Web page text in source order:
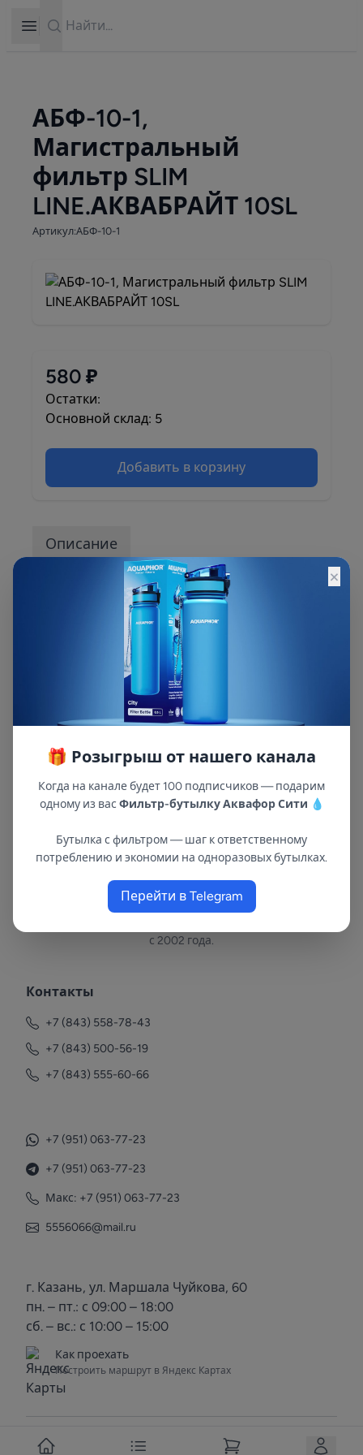
Open sidebar
АБФ-10-1,
Магистральный
фильтр SLIM
LINE.АКВАБРАЙТ 10SL
Артикул:АБФ-10-1
580 ₽
Остатки:
Основной склад: 5
Добавить в корзину
Описание
Фильтр устанавливается в водопроводную
магистраль c подключением 1 дюйм и
предназначен для очистки ХОЛОДНОЙ воды.
Рекомендуется для предварительной очистки
воды. Элементы КОНСТРУКЦИИ ФИЛЬТРА
ЗАЩИЩЕНЫ ПАТЕНТОМ РФ № 208898.
Эффективно задерживает различные примеси
в зависимости от установленного картриджа.
с 2002 года.
Контакты
+7 (843) 558-78-43
+7 (843) 500-56-19
+7 (843) 555-60-66
+7 (951) 063-77-23
+7 (951) 063-77-23
Макс: +7 (951) 063-77-23
5556066@mail.ru
г. Казань, ул. Маршала Чуйкова, 60
пн. – пт.: с 09:00 – 18:00
сб. – вс.: с 10:00 – 15:00
Как проехать
Построить маршрут в Яндекс Картах
© 2025 Voda Kazan. Все права защищены.
Вступить в группу
×
🎁 Розыгрыш от нашего канала
Когда на канале будет 100 подписчиков — подарим
одному из вас Фильтр-бутылку Аквафор Сити 💧
Бутылка с фильтром — шаг к ответственному
потреблению и экономии на одноразовых бутылках.
Перейти в Telegram